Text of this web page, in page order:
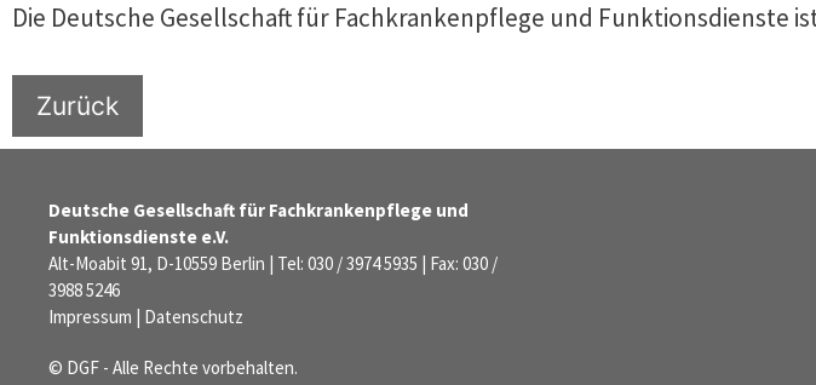
Die Deutsche Gesellschaft für Fachkrankenpflege und Funktionsdienste
Zurück
Deutsche Gesellschaft für Fachkrankenpflege und
Funktionsdienste e.V.
Alt-Moabit 91, D-10559 Berlin | Tel: 030 / 3974 5935 | Fax: 030 /
3988 5246
Impressum | Datenschutz
© DGF - Alle Rechte vorbehalten.